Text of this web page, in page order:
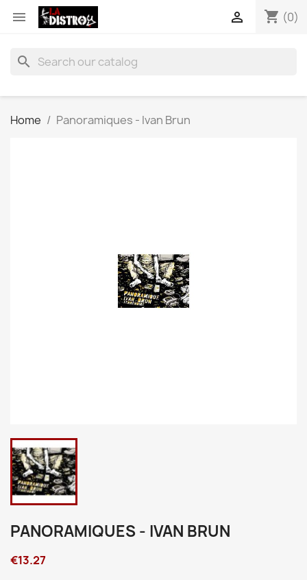
 shopping_cart (0)

search
Home Panoramiques - Ivan Brun
PANORAMIQUES - IVAN BRUN
€13.27